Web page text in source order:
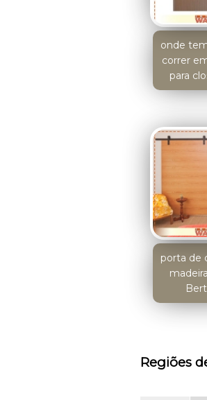
onde
correr
para
porta de
Regiões